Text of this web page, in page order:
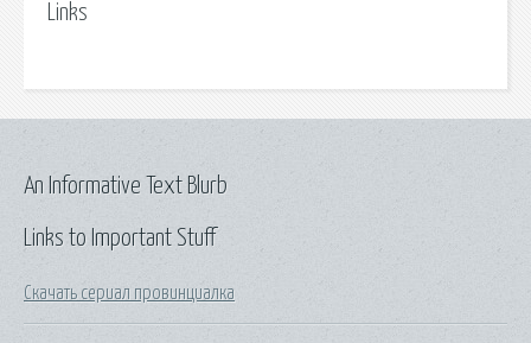
Links
Links to Important Stuff
Скачать сериал провинциалка
An Informative Text Blurb